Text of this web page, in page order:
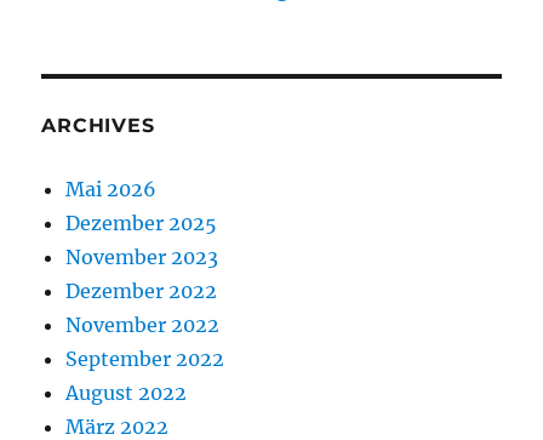
ARCHIVES
Mai 2026
Dezember 2025
November 2023
Dezember 2022
November 2022
September 2022
August 2022
März 2022